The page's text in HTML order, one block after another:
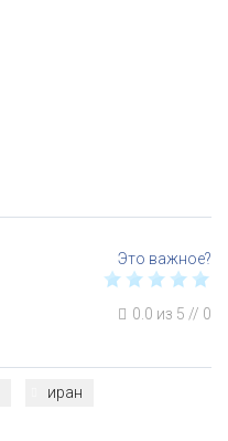
0.0 из 5 // 0
иран